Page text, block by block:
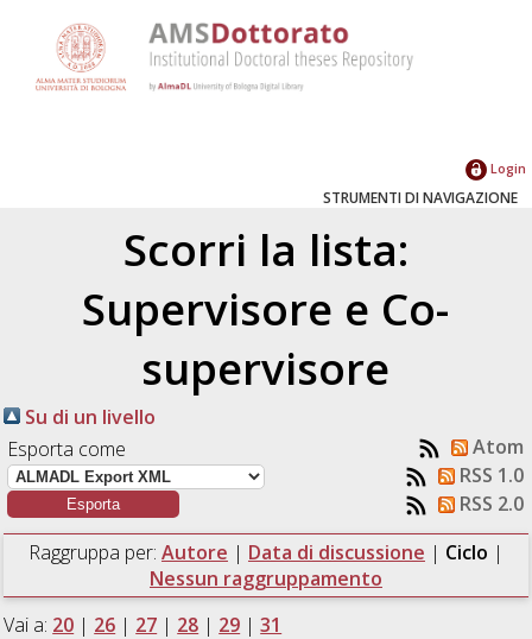
Login
STRUMENTI DI NAVIGAZIONE
Scorri la lista:
Supervisore e Co-
supervisore
Su di un livello
Esporta come
Atom
RSS 1.0
RSS 2.0
Raggruppa per: Autore | Data di discussione | Ciclo |
Nessun raggruppamento
Vai a: 20 | 26 | 27 | 28 | 29 |31